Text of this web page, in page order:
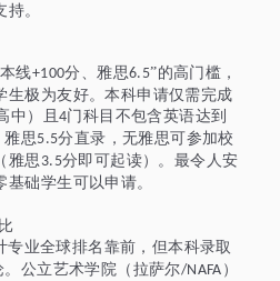
。
线+100分、雅思6.5”的高门槛，
生极为友好。本科申请仅需完成
中）且4门科目 不包含英语达到
雅思5.5分直录，无雅思可参加校
雅思 3.5分即可起读）。最令人安
基础学生可以申请。
专业全球排名靠前，但本科录取
。公立艺术学院（拉萨尔/NAFA ）